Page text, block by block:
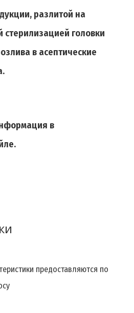
разлитой на
стерилизацией головки
в асептические
в
предоставляются по